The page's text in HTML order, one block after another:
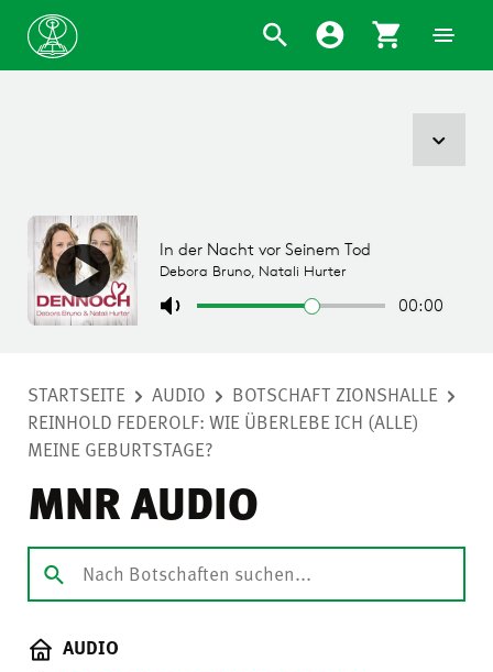
STARTSEITE AUDIO
BOTSCHAFT ZIONSHALLE
REINHOLD FEDEROLF: WIE ÜBERLEBE ICH (ALLE)
MEINE GEBURTSTAGE?
MNR AUDIO
AUDIO